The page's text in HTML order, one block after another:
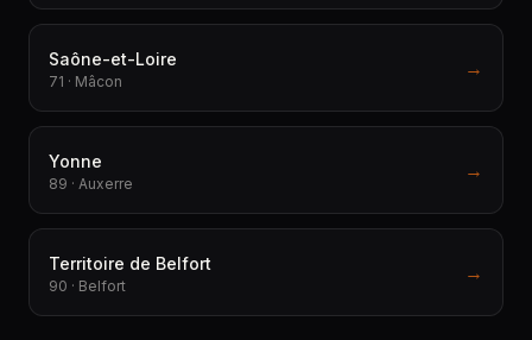
Saône-et-Loire
71 · Mâcon
→
Yonne
89 · Auxerre
→
Territoire de Belfort
90 · Belfort
→